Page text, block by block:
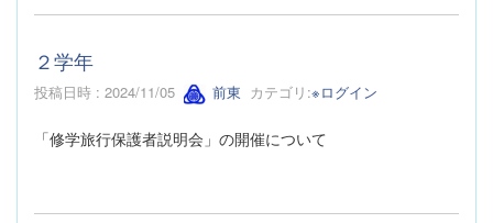
２学年
投稿日時 : 2024/11/05 前東 カテゴリ:※ログイン
「修学旅行保護者説明会」の開催について